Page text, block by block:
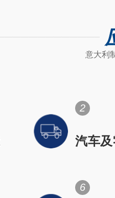
意大利
2
汽车
6